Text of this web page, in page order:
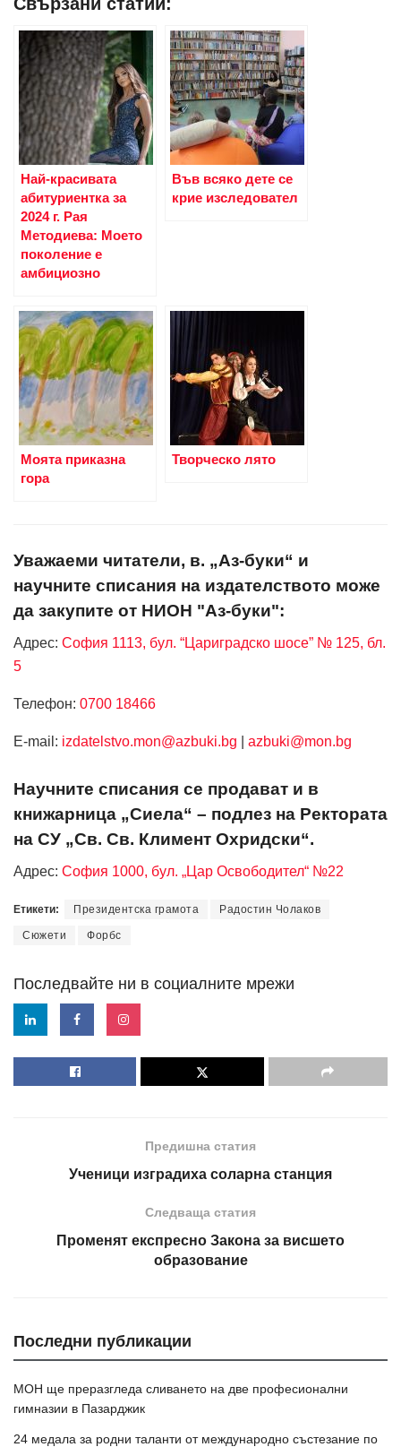
Най-красивата
абитуриентка за
2024 г. Рая
Методиева: Моето
поколение е
амбициозно
Във всяко дете се
крие изследовател
Моята приказна
гора
Творческо лято
Уважаеми читатели, в. „Аз-буки“ и
научните списания на издателството може
да закупите от НИОН "Аз-буки":
Адрес: София 1113, бул. “Цариградско шосе” № 125, бл.
5
Телефон: 0700 18466
Е-mail: izdatelstvo.mon@azbuki.bg azbuki@mon.bg
Научните списания се продават и в
книжарница „Сиела“ – подлез на Ректората
на СУ „Св. Св. Климент Охридски“.
Адрес: София 1000, бул. „Цар Освободител“ №22
Етикети: Президентска грамота Радостин Чолаков
Сюжети Форбс
Последвайте ни в социалните мрежи
Предишна статия
Ученици изградиха соларна станция
Следваща статия
Променят експресно Закона за висшето
образование
Последни публикации
МОН ще преразгледа сливането на две професионални
гимназии в Пазарджик
24 медала за родни таланти от международно състезание по